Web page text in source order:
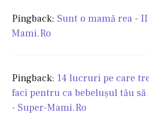
Pingback: Sunt o mamă rea -
Mami.Ro
Pingback: 14 lucruri pe care
faci pentru ca bebeluşul tău
- Super-Mami.Ro